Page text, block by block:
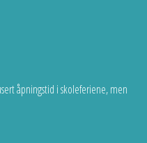
åpningstid i skoleferiene, men